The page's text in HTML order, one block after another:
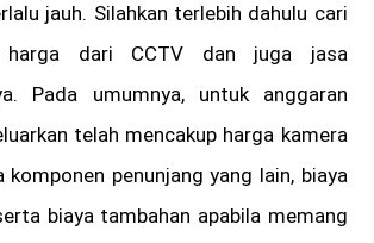
jauh. Silahkan terlebih dahulu cari
harga dari CCTV dan juga jasa
Pada umumnya, untuk anggaran
telah mencakup harga kamera
komponen penunjang yang lain, biaya
biaya tambahan apabila memang